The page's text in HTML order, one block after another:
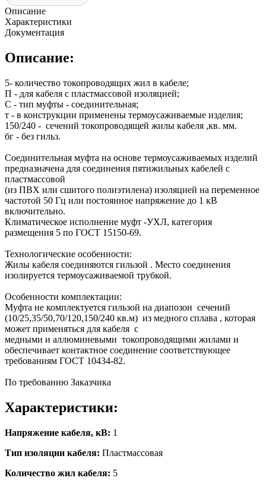
Описание
Характеристики
Документация
Описание:
5- количество токопроводящих жил в кабеле;
П - для кабеля с пластмассовой изоляцией;
С - тип муфты - соединительная;
т - в конструкции применены термоусаживаемые изделия;
150/240 - сечений токопроводящей жилы кабеля ,кв. мм.
бг - без гильз.
Соединительная муфта на основе термоусаживаемых изделий
предназначена для соединения пятижильных кабелей с
пластмассовой
(из ПВХ или сшитого полиэтилена) изоляцией на переменное
частотой 50 Гц или постоянное напряжение до 1 кВ
включительно.
Климатическое исполнение муфт -УХЛ, категория
размещения 5 по ГОСТ 15150-69.
Технологические особенности:
Жилы кабеля соединяются гильзой . Место соединения
изолируется термоусаживаемой трубкой.
Особенности комплектации:
Муфта не комплектуется гильзой на диапозон сечений
(10/25,35/50,70/120,150/240 кв.м) из медного сплава , которая
может применяться для кабеля с
медными и аллюминевыми токопроводящими жилами и
обеспечивает контактное соединение соответствующее
требованиям ГОСТ 10434-82.
По требованию Заказчика
Характеристики:
Напряжение кабеля, кВ: 1
Тип изоляции кабеля: Пластмассовая
Количество жил кабеля: 5